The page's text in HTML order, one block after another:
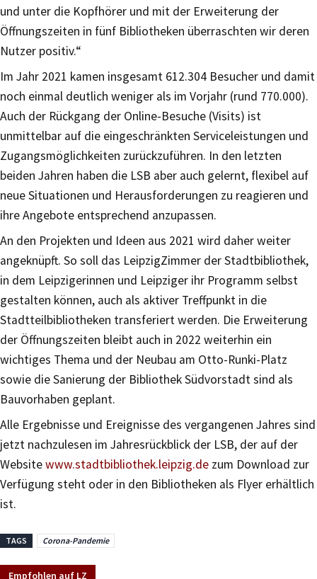
und unter die Kopfhörer und mit der Erweiterung der
Öffnungszeiten in fünf Bibliotheken überraschten wir deren
Nutzer positiv.“
Im Jahr 2021 kamen insgesamt 612.304 Besucher und damit
noch einmal deutlich weniger als im Vorjahr (rund 770.000).
Auch der Rückgang der Online-Besuche (Visits) ist
unmittelbar auf die eingeschränkten Serviceleistungen und
Zugangsmöglichkeiten zurückzuführen. In den letzten
beiden Jahren haben die LSB aber auch gelernt, flexibel auf
neue Situationen und Herausforderungen zu reagieren und
ihre Angebote entsprechend anzupassen.
An den Projekten und Ideen aus 2021 wird daher weiter
angeknüpft. So soll das LeipzigZimmer der Stadtbibliothek,
in dem Leipzigerinnen und Leipziger ihr Programm selbst
gestalten können, auch als aktiver Treffpunkt in die
Stadtteilbibliotheken transferiert werden. Die Erweiterung
der Öffnungszeiten bleibt auch in 2022 weiterhin ein
wichtiges Thema und der Neubau am Otto-Runki-Platz
sowie die Sanierung der Bibliothek Südvorstadt sind als
Bauvorhaben geplant.
Alle Ergebnisse und Ereignisse des vergangenen Jahres sind
jetzt nachzulesen im Jahresrückblick der LSB, der auf der
Websitewww.stadtbibliothek.leipzig.de zum Download zur
Verfügung steht oder in den Bibliotheken als Flyer erhältlich
ist.
TAGS Corona-Pandemie
Empfohlen auf LZ